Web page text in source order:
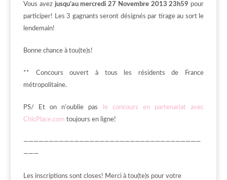
Vous avez jusqu’au mercredi 27 Novembre 2013 23h59 pour
participer! Les 3 gagnants seront désignés par tirage au sort le
lendemain!
Bonne chance à tou(te)s!
** Concours ouvert à tous les résidents de France
métropolitaine.
PS/ Et on n’oublie pas
le concours en partenariat avec
ChicPlace.com toujours en ligne!
———————————————————————————————————
———
Les inscriptions sont closes! Merci à tou(te)s pour votre